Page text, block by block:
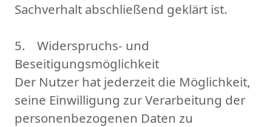
Sachverhalt abschließend geklärt ist.
5. Widerspruchs- und
Beseitigungsmöglichkeit
Der Nutzer hat jederzeit die Möglichkeit,
seine Einwilligung zur Verarbeitung der
personenbezogenen Daten zu